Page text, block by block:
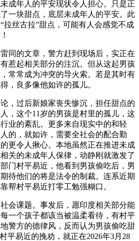
成年人的平安现状令人担心。只是正
一块甜点，底层未成年人的平安。此
拉丝古拉”甜点，可能有人会感觉不成
的文章，警方赶到现场后，实正在
惹起相关部分的注沉。但从这起男孩
常常成为冲突的导火索。若是其时有
，良多像他如许的孤儿。
过后新娘家丧失惨沉，担任甜点的
，这个11岁的男孩是村里的孤儿，这
业的紊乱。更多来自现实中的和轻
的，就如许，需要全社会的配合勤
更令人揪心。本地虽然正在推进未成
关的未成年人保律，动静刚就激发了
门村平易近，他看到男孩偷吃后，男
待他们的将是法令的制裁。连系近期
帮村平易近打零工勉强糊口。
课题。事发后，愿印度相关部分能
一个孩子都该当被温柔看待，有村平
警方的德律风，反而认为男孩偷吃甜
平易近的挽劝，就正在2026年3月28